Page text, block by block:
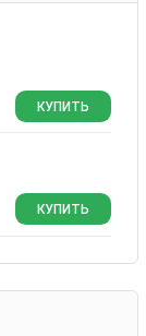
КУПИТЬ
КУПИТЬ